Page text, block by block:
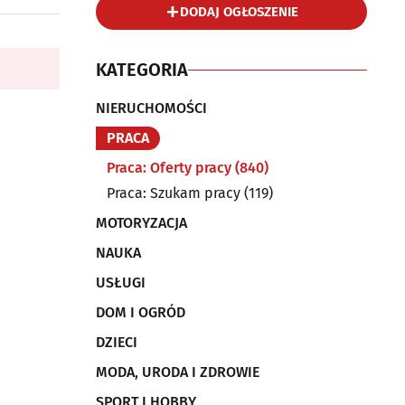
DODAJ OGŁOSZENIE
KATEGORIA
NIERUCHOMOŚCI
PRACA
Praca: Oferty pracy (840)
Praca: Szukam pracy (119)
MOTORYZACJA
NAUKA
USŁUGI
DOM I OGRÓD
DZIECI
MODA, URODA I ZDROWIE